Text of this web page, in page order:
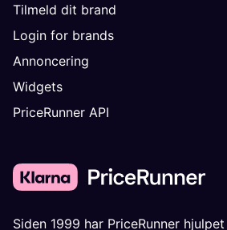
Tilmeld dit brand
Login for brands
Annoncering
Widgets
PriceRunner API
Siden 1999 har PriceRunner